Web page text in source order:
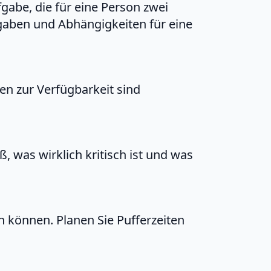
die für eine Person zwei
und Abhängigkeiten für eine
zur Verfügbarkeit sind
was wirklich kritisch ist und was
Planen Sie Pufferzeiten